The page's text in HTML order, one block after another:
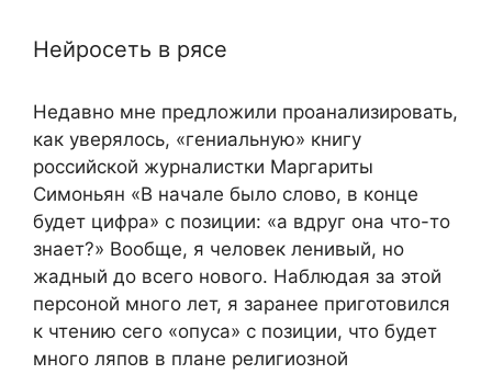
Нейросеть в рясе
Недавно мне предложили проанализировать,
как уверялось, «гениальную» книгу
российской журналистки Маргариты
Симоньян «В начале было слово, в конце
будет цифра» с позиции: «а вдруг она что-то
знает?» Вообще, я человек ленивый, но
жадный до всего нового. Наблюдая за этой
персоной много лет, я заранее приготовился
к чтению сего «опуса» с позиции, что будет
много ляпов в плане религиозной